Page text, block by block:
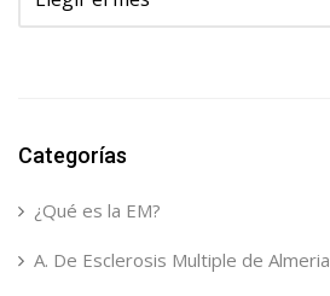
Categorías
¿Qué es la EM?
A. De Esclerosis Multiple de Almeria